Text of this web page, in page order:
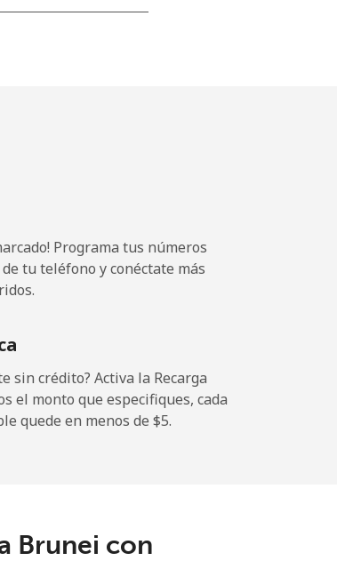
Programa tus números
tu teléfono y conéctate más
sin crédito? Activa la Recarga
el monto que especifiques, cada
quede en menos de ⁦$5⁩.
Brunei con